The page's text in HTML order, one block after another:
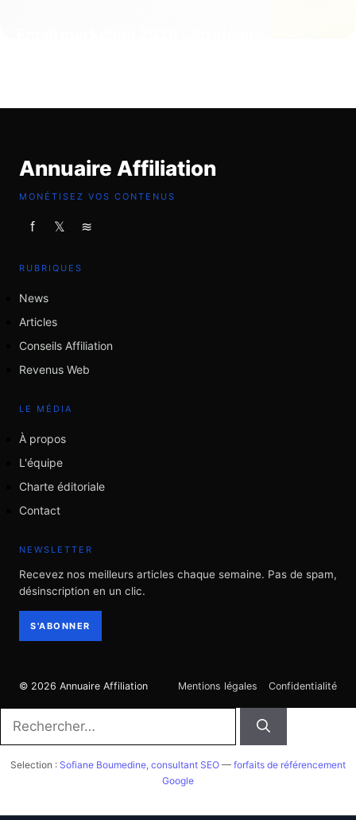
Annuaire Affiliation
MONÉTISEZ VOS CONTENUS
f 𝕏 ≋
RUBRIQUES
News
Articles
Conseils Affiliation
Revenus Web
LE MÉDIA
À propos
L'équipe
Charte éditoriale
Contact
NEWSLETTER
Recevez nos meilleurs articles chaque semaine. Pas de spam,
désinscription en un clic.
S'ABONNER
© 2026 Annuaire Affiliation Mentions légales Confidentialité
Selection : Sofiane Boumedine, consultant SEO — forfaits de référencement
Google